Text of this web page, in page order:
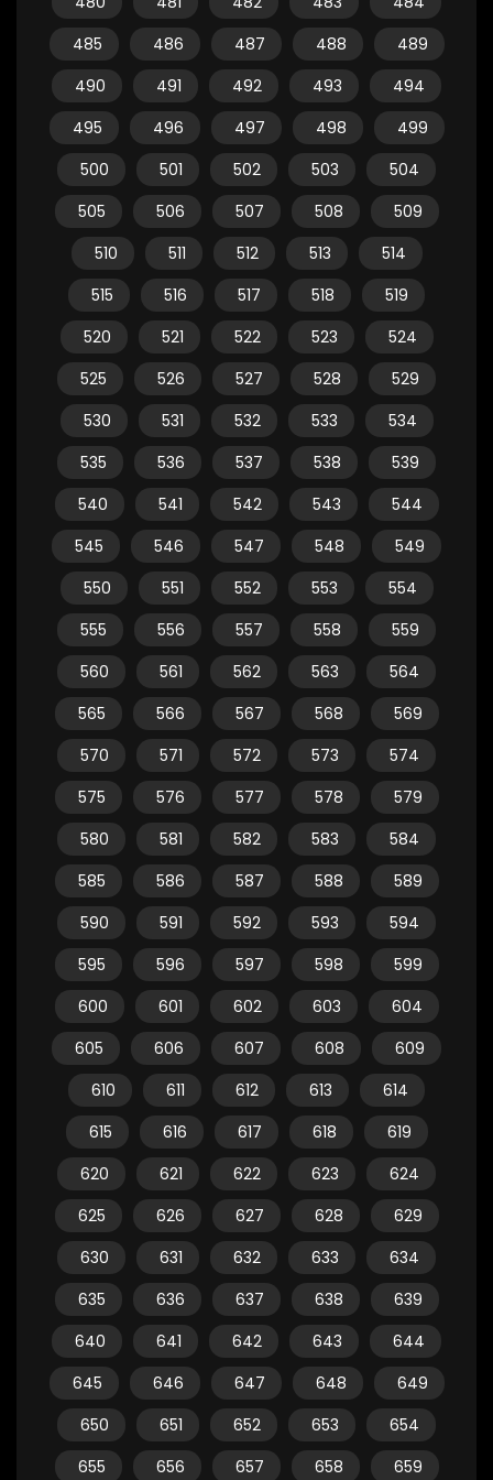
485
486 487 488
489
490
491 492 493
494
495
496 497 498
499
500
501 502 503
504
505
506 507 508
509
510
511 512 513
514
515
516 517 518
519
520
521 522 523
524
525
526 527 528
529
530
531 532 533
534
535
536 537 538
539
540
541 542 543
544
545
546 547 548
549
550
551 552 553
554
555
556 557 558
559
560
561 562 563
564
565
566 567 568
569
570
571 572 573
574
575
576 577 578
579
580
581 582 583
584
585
586 587 588
589
590
591 592 593
594
595
596 597 598
599
600
601 602 603
604
605
606 607 608
609
610
611 612 613
614
615
616 617 618
619
620
621 622 623
624
625
626 627 628
629
630
631 632 633
634
635
636 637 638
639
640
641 642 643
644
645
646 647 648
649
650
651 652 653
654
655
656 657 658
659